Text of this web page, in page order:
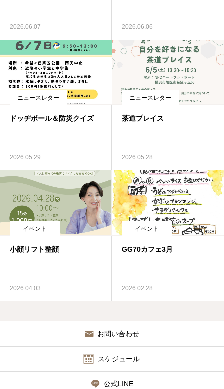
2026.06.07 2026.06.06
ニュースレター
ドッヂボール＆防災クイズ
2026.05.29
ニュースレター
茶道プレイス
2026.05.28
イベント
小顔リフト整顔
2026.04.03
イベント
GG70カフェ3月
2026.02.28
お問い合わせ
スケジュール
公式LINE